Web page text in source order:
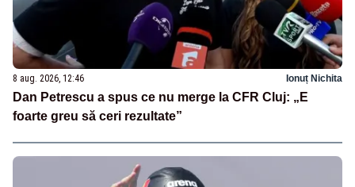
8 aug. 2026, 12:46 Ionuț Nichita
Dan Petrescu a spus ce nu merge la CFR Cluj: „E
foarte greu să ceri rezultate”